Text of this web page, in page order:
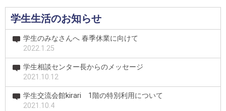
学生生活のお知らせ
学生のみなさんへ 春季休業に向けて
2022.1.25
学生相談センター長からのメッセージ
2021.10.12
学生交流会館kirari 1階の特別利用について
2021.10.4